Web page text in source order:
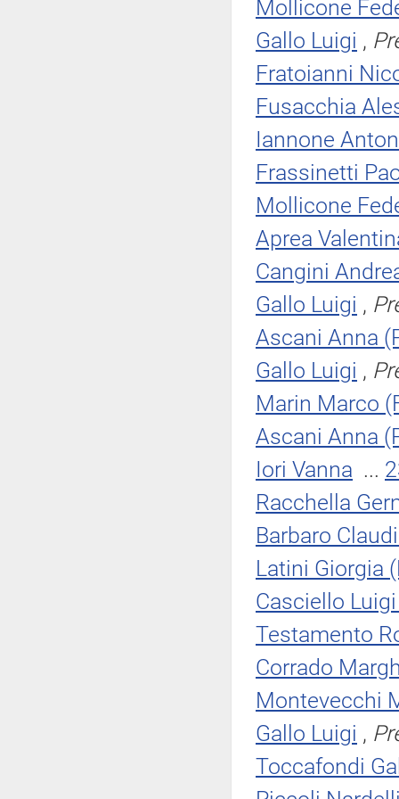
Mollicone
Gallo Luigi ,
Fratoianni
Fusacchia
Iannone
Frassinetti
Mollicone
Aprea
Cangini
Gallo Luigi ,
Ascani Anna
Gallo Luigi ,
Marin Marco
Ascani Anna
Iori Vanna ...
Racchella
Barbaro
Latini Giorgia
Casciello
Testamento
Corrado
Montevecchi
Gallo Luigi ,
Toccafondi